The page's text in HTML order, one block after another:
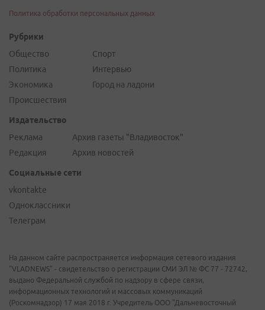
Политика обработки персональных данных
Рубрики
Общество
Политика
Экономика
Происшествия
Спорт
Интервью
Город на ладони
Издательство
Реклама
Редакция
Архив газеты "Владивосток"
Архив новостей
Социальные сети
vkontakte
Одноклассники
Телеграм
На данном сайте распространяется информация сетевого издания
"VLADNEWS" - свидетельство о регистрации СМИ ЭЛ № ФС 77 - 72742,
выдано Федеральной службой по надзору в сфере связи,
информационных технологий и массовых коммуникаций
(Роскомнадзор) 17 мая 2018 г. Учредитель ООО "Дальневосточный